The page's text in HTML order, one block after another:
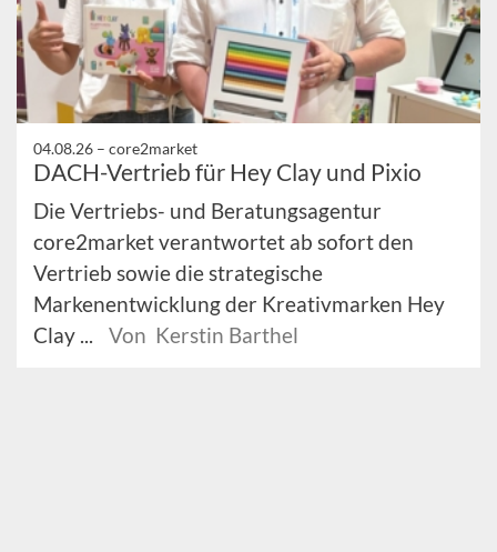
04.08.26 – core2market
DACH-Vertrieb für Hey Clay und Pixio
Die Vertriebs- und Beratungsagentur
core2market verantwortet ab sofort den
Vertrieb sowie die strategische
Markenentwicklung der Kreativmarken Hey
Clay ...
Von Kerstin Barthel